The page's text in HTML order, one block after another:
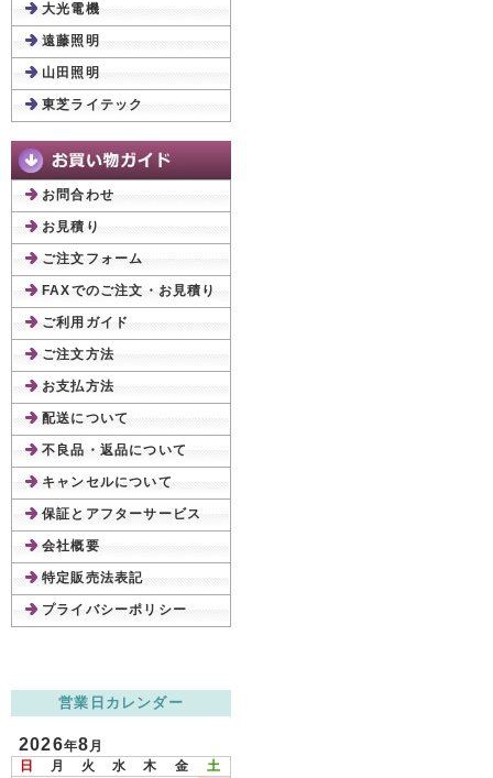
大光電機
遠藤照明
山田照明
東芝ライテック
お問合わせ
お見積り
ご注文フォーム
FAXでのご注文・お見積り
ご利用ガイド
ご注文方法
お支払方法
配送について
不良品・返品について
キャンセルについて
保証とアフターサービス
会社概要
特定販売法表記
プライバシーポリシー
営業日カレンダー
2026年8月
日
月 火 水 木 金
土